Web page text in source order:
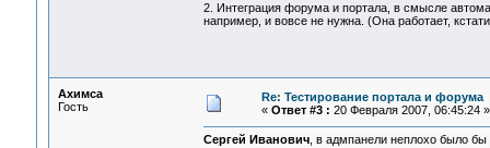
2. Интеграция форума и портала, в смысле
например, и вовсе не нужна. (Она работает,
Ахимса
Гость
Re: Тестирование портала и форума
« Ответ #3 : 20 Февраля 2007, 06:45:24 »
Сергей Иванович, в адмпанели неплохо было бы